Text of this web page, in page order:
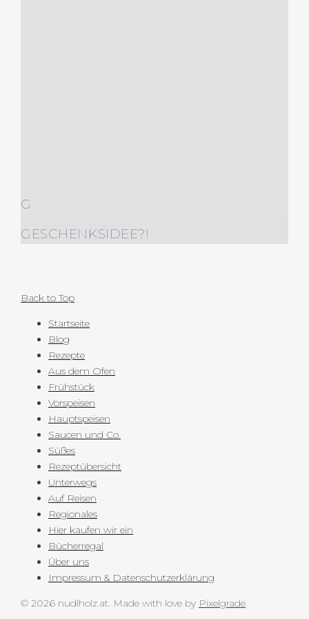
G
GESCHENKSIDEE?!
Back to Top
Startseite
Blog
Rezepte
Aus dem Ofen
Frühstück
Vorspeisen
Hauptspeisen
Saucen und Co.
Süßes
Rezeptübersicht
Unterwegs
Auf Reisen
Regionales
Hier kaufen wir ein
Bücherregal
Über uns
Impressum & Datenschutzerklärung
© 2026 nudlholz.at. Made with love by Pixelgrade.